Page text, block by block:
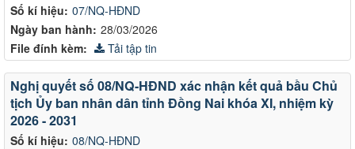
Số kí hiệu: 07/NQ-HĐND
Ngày ban hành: 28/03/2026
File đính kèm: Tải tập tin
Số kí hiệu: 08/NQ-HĐND
Nghị quyết số 08/NQ-HĐND xác nhận kết quả bầu Chủ
tịch Ủy ban nhân dân tỉnh Đồng Nai khóa XI, nhiệm kỳ
2026 - 2031